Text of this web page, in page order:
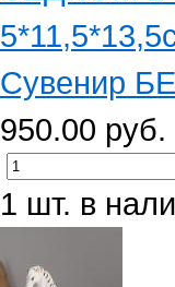
Сувенир
950.00 руб.
1 шт. в